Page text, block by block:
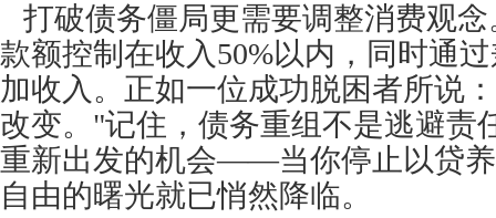
打破债务僵局更需要调整消费观
款额控制在收入50%以内，同时通
加收入。正如一位成功脱困者所说
改变。"记住，债务重组不是逃避责
重新出发的机会——当你停止以贷
自由的曙光就已悄然降临。